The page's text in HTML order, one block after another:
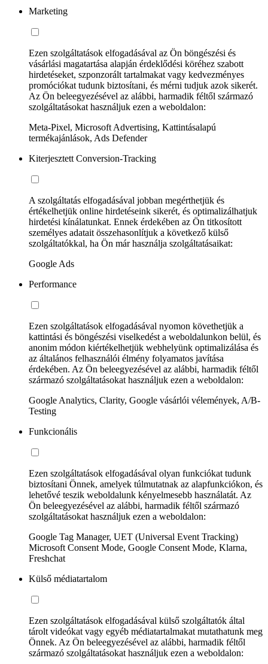
Marketing
Ezen szolgáltatások elfogadásával az Ön böngészési és
vásárlási magatartása alapján érdeklődési köréhez szabott
hirdetéseket, szponzorált tartalmakat vagy kedvezményes
promóciókat tudunk biztosítani, és mérni tudjuk azok sikerét.
Az Ön beleegyezésével az alábbi, harmadik féltől származó
szolgáltatásokat használjuk ezen a weboldalon:
Meta-Pixel, Microsoft Advertising, Kattintásalapú
termékajánlások, Ads Defender
Kiterjesztett Conversion-Tracking
A szolgáltatás elfogadásával jobban megérthetjük és
értékelhetjük online hirdetéseink sikerét, és optimalizálhatjuk
hirdetési kínálatunkat. Ennek érdekében az Ön titkosított
személyes adatait összehasonlítjuk a következő külső
szolgáltatókkal, ha Ön már használja szolgáltatásaikat:
Google Ads
Performance
Ezen szolgáltatások elfogadásával nyomon követhetjük a
kattintási és böngészési viselkedést a weboldalunkon belül, és
anonim módon kiértékelhetjük webhelyünk optimalizálása és
az általános felhasználói élmény folyamatos javítása
érdekében. Az Ön beleegyezésével az alábbi, harmadik féltől
származó szolgáltatásokat használjuk ezen a weboldalon:
Google Analytics, Clarity, Google vásárlói vélemények, A/B-
Testing
Funkcionális
Ezen szolgáltatások elfogadásával olyan funkciókat tudunk
biztosítani Önnek, amelyek túlmutatnak az alapfunkciókon, és
lehetővé teszik weboldalunk kényelmesebb használatát. Az
Ön beleegyezésével az alábbi, harmadik féltől származó
szolgáltatásokat használjuk ezen a weboldalon:
Google Tag Manager, UET (Universal Event Tracking)
Microsoft Consent Mode, Google Consent Mode, Klarna,
Freshchat
Külső médiatartalom
Ezen szolgáltatások elfogadásával külső szolgáltatók által
tárolt videókat vagy egyéb médiatartalmakat mutathatunk meg
Önnek. Az Ön beleegyezésével az alábbi, harmadik féltől
származó szolgáltatásokat használjuk ezen a weboldalon: